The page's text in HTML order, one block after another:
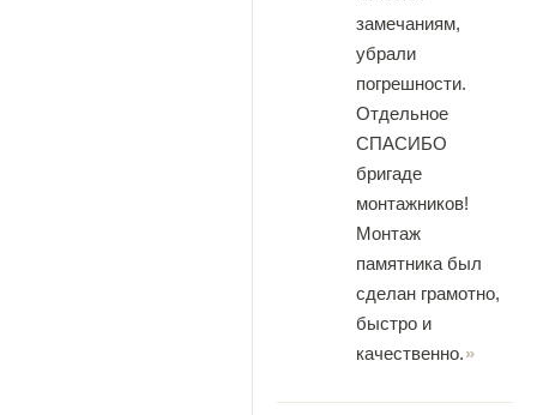
замечаниям,
убрали
погрешности.
Отдельное
СПАСИБО
бригаде
монтажников!
Монтаж
памятника был
сделан грамотно,
быстро и
качественно.